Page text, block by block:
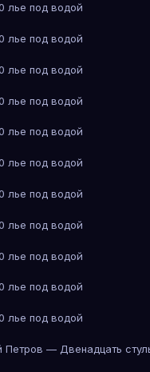
под водой
под водой
под водой
под водой
под водой
под водой
под водой
под водой
под водой
под водой
под водой
Петров — Двенадцать